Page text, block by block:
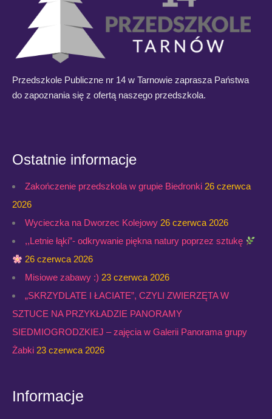
Przedszkole Publiczne nr 14 w Tarnowie zaprasza Państwa
do zapoznania się z ofertą naszego przedszkola.
Ostatnie informacje
Zakończenie przedszkola w grupie Biedronki 26 czerwca
2026
Wycieczka na Dworzec Kolejowy 26 czerwca 2026
,,Letnie łąki”- odkrywanie piękna natury poprzez sztukę
26 czerwca 2026
Misiowe zabawy :) 23 czerwca 2026
„SKRZYDLATE I ŁACIATE”, CZYLI ZWIERZĘTA W
SZTUCE NA PRZYKŁADZIE PANORAMY
SIEDMIOGRODZKIEJ – zajęcia w Galerii Panorama grupy
Żabki 23 czerwca 2026
Informacje